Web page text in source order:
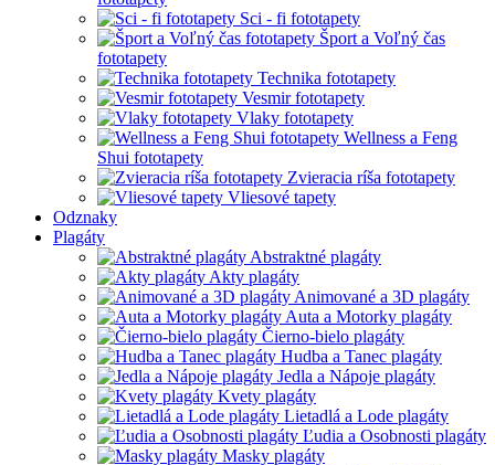
Sci - fi fototapety
Šport a Voľný čas
fototapety
Technika fototapety
Vesmir fototapety
Vlaky fototapety
Wellness a Feng
Shui fototapety
Zvieracia ríša fototapety
Vliesové tapety
Odznaky
Plagáty
Abstraktné plagáty
Akty plagáty
Animované a 3D plagáty
Auta a Motorky plagáty
Čierno-bielo plagáty
Hudba a Tanec plagáty
Jedla a Nápoje plagáty
Kvety plagáty
Lietadlá a Lode plagáty
Ľudia a Osobnosti plagáty
Masky plagáty